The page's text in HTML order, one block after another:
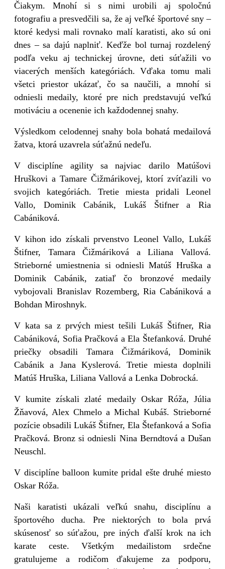
Čiakym. Mnohí si s nimi urobili aj spoločnú
fotografiu a presvedčili sa, že aj veľké športové sny –
ktoré kedysi mali rovnako malí karatisti, ako sú oni
dnes – sa dajú naplniť.Keďže bol turnaj rozdelený
podľa veku aj technickej úrovne, deti súťažili vo
viacerých menších kategóriách. Vďaka tomu mali
všetci priestor ukázať, čo sa naučili, a mnohí si
odniesli medaily, ktoré pre nich predstavujú veľkú
motiváciu a ocenenie ich každodennej snahy.
Výsledkom celodennej snahy bola bohatá medailová
žatva, ktorá uzavrela súťažnú nedeľu.
V disciplíne agility sa najviac darilo Matúšovi
Hruškovi a Tamare Čižmárikovej, ktorí zvíťazili vo
svojich kategóriách. Tretie miesta pridali Leonel
Vallo, Dominik Cabánik, Lukáš Štifner a Ria
Cabániková.
V kihon ido získali prvenstvo Leonel Vallo, Lukáš
Štifner, Tamara Čižmáriková a Liliana Vallová.
Strieborné umiestnenia si odniesli Matúš Hruška a
Dominik Cabánik, zatiaľ čo bronzové medaily
vybojovali Branislav Rozemberg, Ria Cabániková a
Bohdan Miroshnyk.
V kata sa z prvých miest tešili Lukáš Štifner, Ria
Cabániková, Sofia Pračková a Ela Štefanková. Druhé
priečky obsadili Tamara Čižmáriková, Dominik
Cabánik a Jana Kyslerová. Tretie miesta doplnili
Matúš Hruška, Liliana Vallová a Lenka Dobrocká.
V kumite získali zlaté medaily Oskar Róža, Júlia
Žňavová, Alex Chmelo a Michal Kubáš. Strieborné
pozície obsadili Lukáš Štifner, Ela Štefanková a Sofia
Pračková. Bronz si odniesli Nina Berndtová a Dušan
Neuschl.
V disciplíne balloon kumite pridal ešte druhé miesto
Oskar Róža.
Naši karatisti ukázali veľkú snahu, disciplínu a
športového ducha. Pre niektorých to bola prvá
skúsenosť so súťažou, pre iných ďalší krok na ich
karate ceste. Všetkým medailistom srdečne
gratulujeme a rodičom ďakujeme za podporu,